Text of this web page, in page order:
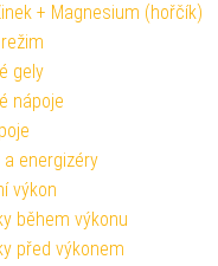
+ Magnesium (hořčík)
gely
nápoje
energizéry
výkon
během výkonu
před výkonem